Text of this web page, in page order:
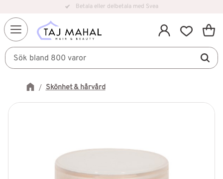
Meny
Betala eller delbetala med Svea
Snabb leverans
Skönhet & hårvård